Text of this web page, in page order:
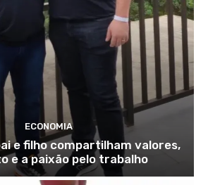
ECONOMIA
e filho compartilham valores,
e a paixão pelo trabalho